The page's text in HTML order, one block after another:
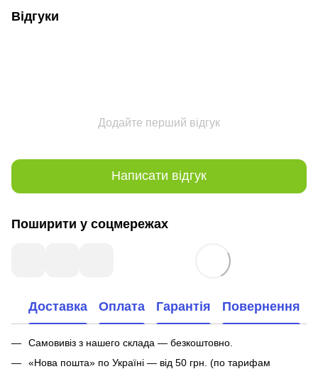
Відгуки
Додайте перший відгук
Написати відгук
Поширити у соцмережах
Доставка Оплата Гарантія Повернення
Самовивіз з нашего склада — безкоштовно.
«Нова пошта» по Україні — від 50 грн. (по тарифам